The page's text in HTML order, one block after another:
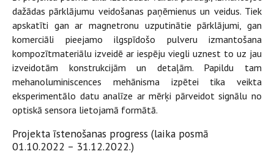
dažādas pārklājumu veidošanas paņēmienus un veidus. Tiek
apskatīti gan ar magnetronu uzputinātie pārklājumi, gan
komerciāli pieejamo ilgspīdošo pulveru izmantošana
kompozītmateriālu izveidē ar iespēju viegli uznest to uz jau
izveidotām konstrukcijām un detaļām. Papildu tam
mehanoluminiscences mehānisma izpētei tika veikta
eksperimentālo datu analīze ar mērķi pārveidot signālu no
optiskā sensora lietojamā formātā.
Projekta īstenošanas progress (laika posmā
01.10.2022 – 31.12.2022.)